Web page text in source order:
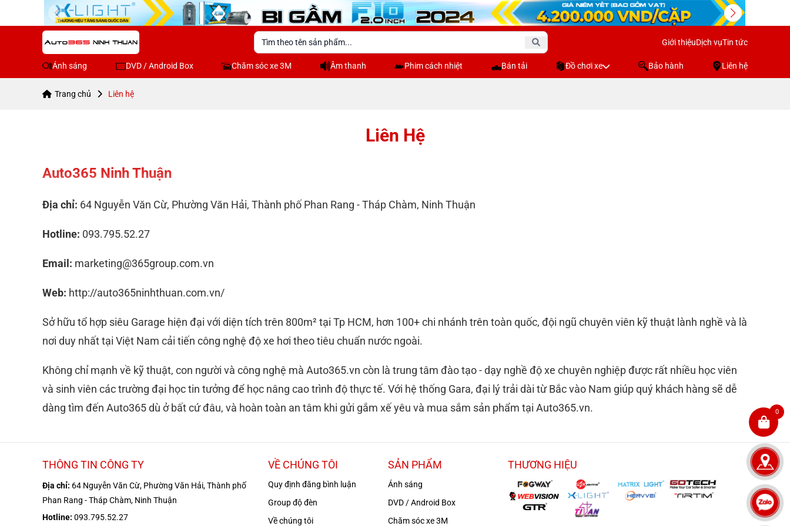
Giới thiệuDịch vụTin tức
Ánh sáng DVD / Android Box Chăm sóc xe 3M Âm thanh Phim cách nhiệt Bán tải Đồ chơi xe Bảo hành Liên hệ
Trang chủ Liên hệ
Liên Hệ
Auto365 Ninh Thuận
Địa chỉ: 64 Nguyễn Văn Cừ, Phường Văn Hải, Thành phố Phan Rang - Tháp Chàm, Ninh Thuận
Hotline: 093.795.52.27
Email: marketing@365group.com.vn
Web: http://auto365ninhthuan.com.vn/
Sở hữu tổ hợp siêu Garage hiện đại với diện tích trên 800m² tại Tp HCM, hơn 100+ chi nhánh trên toàn quốc, đội ngũ chuyên viên kỹ thuật lành nghề và là
nơi duy nhất tại Việt Nam cải tiến công nghệ độ xe hơi theo tiêu chuẩn nước ngoài.
Không chỉ mạnh về kỹ thuật, con người và công nghệ mà Auto365.vn còn là trung tâm đào tạo - dạy nghề độ xe chuyên nghiệp được rất nhiều học viên
và sinh viên các trường đại học tin tưởng để học nâng cao trình độ thực tế. Với hệ thống Gara, đại lý trải dài từ Bắc vào Nam giúp quý khách hàng sẽ dễ
dàng tìm đến Auto365 dù ở bất cứ đâu, và hoàn toàn an tâm khi gửi gắm xế yêu và mua sắm sản phẩm tại Auto365.vn.
THÔNG TIN CÔNG TY
Địa chỉ: 64 Nguyễn Văn Cừ, Phường Văn Hải, Thành phố
Phan Rang - Tháp Chàm, Ninh Thuận
Hotline: 093.795.52.27
VỀ CHÚNG TÔI
Quy định đăng bình luận
Group độ đèn
Về chúng tôi
SẢN PHẨM
Ánh sáng
DVD / Android Box
Chăm sóc xe 3M
THƯƠNG HIỆU
0